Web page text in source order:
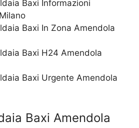
Baxi Informazioni
Baxi In Zona Amendola
Baxi H24 Amendola
Baxi Urgente Amendola
Baxi Amendola